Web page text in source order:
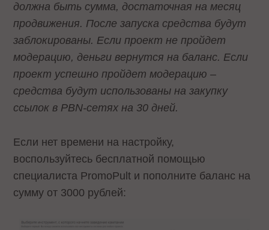
должна быть сумма, достаточная на месяц
продвижения. После запуска средства будут
заблокированы. Если проект не пройдет
модерацию, деньги вернутся на баланс. Если
проект успешно пройдет модерацию –
средства будут использованы на закупку
ссылок в PBN-сетях на 30 дней.
Если нет времени на настройку,
воспользуйтесь бесплатной помощью
специалиста PromoPult и пополните баланс на
сумму от 3000 рублей: